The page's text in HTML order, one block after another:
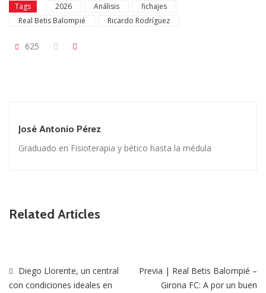
Tags 2026 Análisis
fichajes
Real Betis Balompié
Ricardo Rodríguez
625
José Antonio Pérez
Graduado en Fisioterapia y bético hasta la médula
Related Articles
Diego Llorente, un central
con condiciones ideales en
Previa | Real Betis Balompié –
Girona FC: A por un buen